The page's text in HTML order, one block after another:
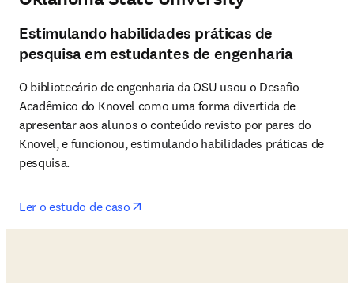
Estimulando habilidades práticas de
pesquisa em estudantes de engenharia
O bibliotecário de engenharia da OSU usou o Desafio
Acadêmico do Knovel como uma forma divertida de
apresentar aos alunos o conteúdo revisto por pares do
Knovel, e funcionou, estimulando habilidades práticas de
pesquisa.
Ler o estudo de caso